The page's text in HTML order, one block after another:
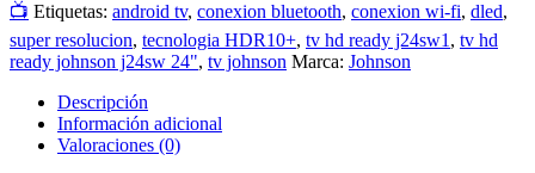
📺 Etiquetas: android tv, conexion bluetooth, conexion wi-fi, dled,
super resolucion, tecnologia HDR10+, tv hd ready j24sw1 , tv hd
ready johnson j24sw 24", tv johnson Marca: Johnson
Descripción
Información adicional
Valoraciones (0)